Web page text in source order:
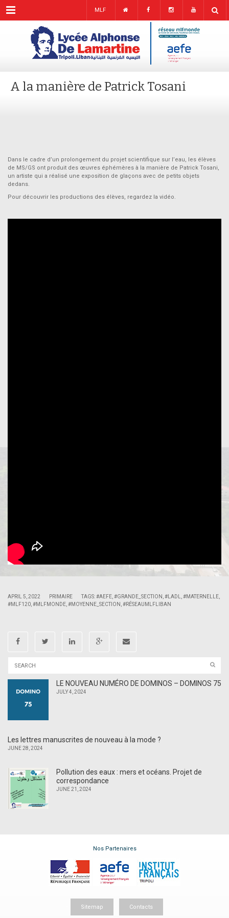
Menu MLF
A la manière de Patrick Tosani
Dans le cadre d’un prolongement du projet scientifique sur l’eau, les élèves
de MS/GS ont produit des œuvres éphémères à la manière de Patrick Tosani,
un artiste qui a réalisé une exposition de glaçons avec de petits objets
dedans.
Pour découvrir les productions des élèves, regardez la vidéo.
APRIL 5, 2022 PRIMAIRE TAGS:#AEFE #GRANDE_SECTION #LADL #MATERNELLE
#MLF120 #MLFMONDE #MOYENNE_SECTION #RÉSEAUMLFLIBAN
LE NOUVEAU NUMÉRO DE DOMINOS – DOMINOS 75
JULY 4, 2024
Les lettres manuscrites de nouveau à la mode ?
JUNE 28, 2024
Pollution des eaux : mers et océans. Projet de
correspondance
JUNE 21, 2024
Nos Partenaires
Sitemap Contacts